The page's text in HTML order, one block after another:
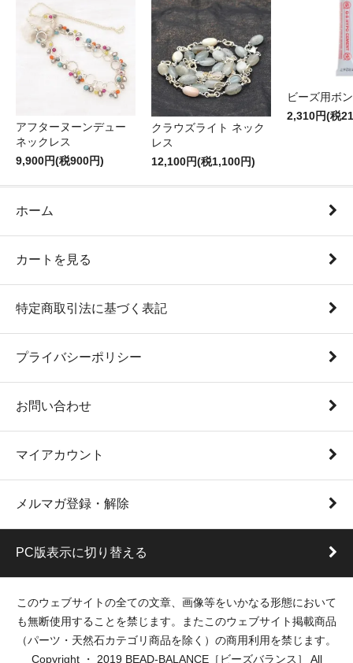
アフターヌーンデュー
ネックレス
9,900円(税900円)
クラウズライト ネック
レス
12,100円(税1,100円)
ビーズ用ボ
2,310円(税
ホーム
カートを見る
特定商取引法に基づく表記
プライバシーポリシー
お問い合わせ
マイアカウント
メルマガ登録・解除
PC版表示に切り替える
このウェブサイトの全ての文章、画像等をいかなる形態において
も無断使用することを禁じます。またこのウェブサイト掲載商品
（パーツ・天然石カテゴリ商品を除く）の商用利用を禁じます。
Copyright ・ 2019 BEAD-BALANCE［ビーズバランス］ All